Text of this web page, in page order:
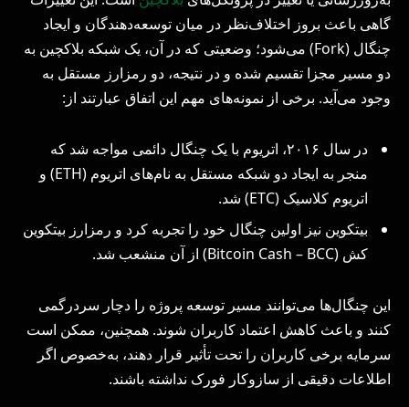
گاهی باعث بروز اختلاف‌نظر در میان توسعه‌دهندگان و ایجاد
چنگال (Fork) می‌شود؛ وضعیتی که در آن، یک شبکه بلاکچین به
دو مسیر مجزا تقسیم شده و در نتیجه، دو رمزارز مستقل به
وجود می‌آید. برخی از نمونه‌های مهم این اتفاق عبارتند از:
در سال ۲۰۱۶، اتریوم با یک چنگال دائمی مواجه شد که
منجر به ایجاد دو شبکه مستقل به نام‌های اتریوم (ETH) و
اتریوم کلاسیک (ETC) شد.
بیتکوین نیز اولین چنگال خود را تجربه کرد و رمزارز بیتکوین
کش (Bitcoin Cash – BCC) از آن منشعب شد.
این چنگال‌ها می‌توانند مسیر توسعه پروژه را دچار سردرگمی
کنند و باعث کاهش اعتماد کاربران شوند. همچنین، ممکن است
سرمایه برخی کاربران را تحت تأثیر قرار دهند، به‌خصوص اگر
اطلاعات دقیقی از سازوکار فورک نداشته باشند.